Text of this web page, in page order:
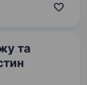
силових
та